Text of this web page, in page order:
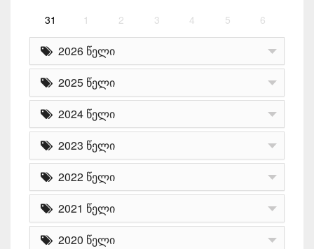
31 1 2 3 4 5 6
2026 წელი
2025 წელი
2024 წელი
2023 წელი
2022 წელი
2021 წელი
2020 წელი